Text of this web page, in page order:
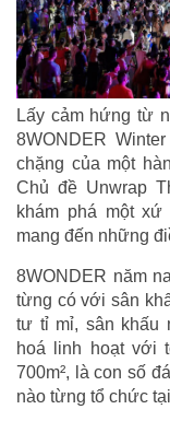
Lấy cảm hứng từ
8WONDER
chặng của một
Chủ đề Unwrap
khám phá một
mang đến những
8WONDER năm
từng có với sân
tư tỉ mỉ, sân khấu
hoá linh hoạt với
700m², là con số
nào từng tổ chức